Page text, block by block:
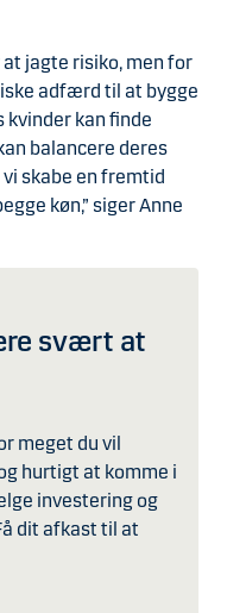
jagte risiko, men for
adfærd til at bygge
kvinder kan finde
balancere deres
skabe en fremtid
køn,” siger Anne
svært at
meget du vil
hurtigt at komme i
investering og
dit afkast til at